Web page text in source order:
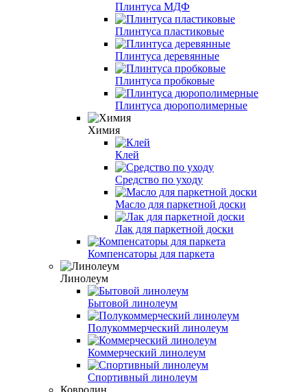
Плинтуса МДФ
Плинтуса пластиковые
Плинтуса деревянные
Плинтуса пробковые
Плинтуса дюрополимерные
Химия
Клей
Средство по уходу
Масло для паркетной доски
Лак для паркетной доски
Компенсаторы для паркета
Линолеум
Бытовой линолеум
Полукоммерческий линолеум
Коммерческий линолеум
Спортивный линолеум
Ковролин